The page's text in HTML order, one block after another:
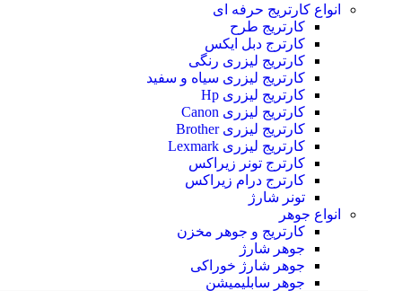
انواع کارتریج حرفه ای
کارتریج طرح
کارترج دبل ایکس
کارتریج لیزری رنگی
کارتریج لیزری سیاه و سفید
کارتریج لیزری Hp
کارتریج لیزری Canon
کارتریج لیزری Brother
کارتریج لیزری Lexmark
کارترج تونر زیراکس
کارترج درام زیراکس
تونر شارژ
انواع جوهر
کارتریج و جوهر مخزن
جوهر شارژ
جوهر شارژ خوراکی
جوهر سابلیمیشن